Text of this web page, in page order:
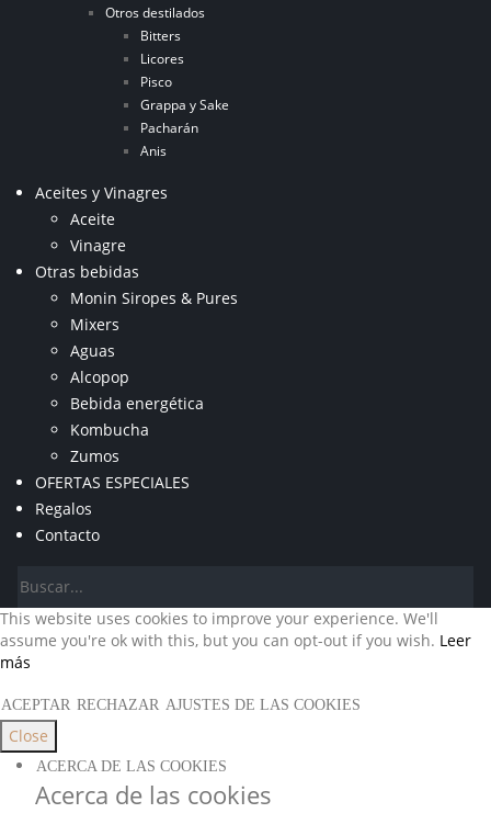
Otros destilados
Bitters
Licores
Pisco
Grappa y Sake
Pacharán
Anis
Aceites y Vinagres
Aceite
Vinagre
Otras bebidas
Monin Siropes & Pures
Mixers
Aguas
Alcopop
Bebida energética
Kombucha
Zumos
OFERTAS ESPECIALES
Regalos
Contacto
This website uses cookies to improve your experience. We'll
assume you're ok with this, but you can opt-out if you wish. Leer
más
ACEPTAR RECHAZAR AJUSTES DE LAS COOKIES
Close
ACERCA DE LAS COOKIES
Acerca de las cookies